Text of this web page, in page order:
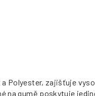
Polyester, zajišťuje
na gumě poskytuje